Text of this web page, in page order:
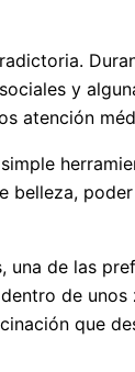
y
atención
de las
de
que